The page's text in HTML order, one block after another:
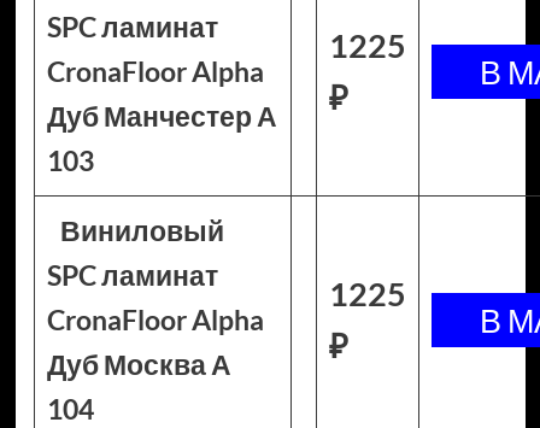
SPC ламинат
CronaFloor Alpha
Дуб Манчестер А
103
1225
₽
Виниловый
SPC ламинат
CronaFloor Alpha
Дуб Москва А
104
1225
₽